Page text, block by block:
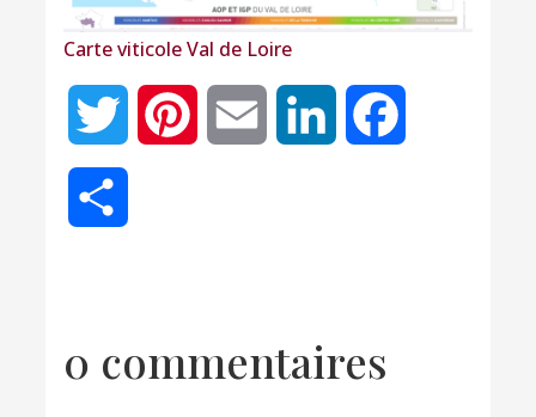
Carte viticole Val de Loire
Twitter Pinterest Email LinkedIn
0 commentaires